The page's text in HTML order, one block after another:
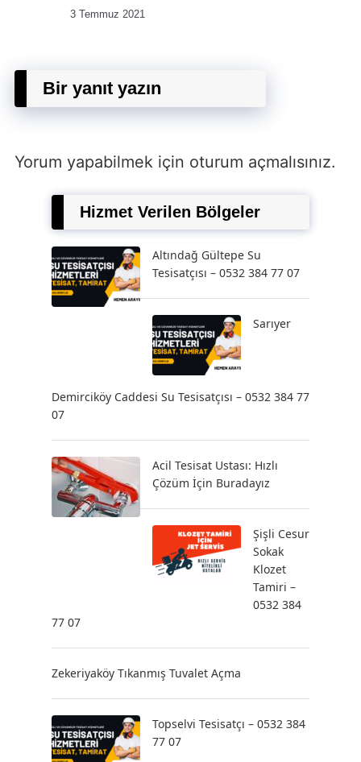
3 Temmuz 2021
Bir yanıt yazın
Yorum yapabilmek için oturum açmalısınız.
Hizmet Verilen Bölgeler
Altındağ Gültepe Su
Tesisatçısı – 0532 384 77 07
Sarıyer
Demirciköy Caddesi Su Tesisatçısı – 0532 384 77
07
Acil Tesisat Ustası: Hızlı
Çözüm İçin Buradayız
Şişli Cesur
Sokak
Klozet
Tamiri –
0532 384
77 07
Zekeriyaköy Tıkanmış Tuvalet Açma
Topselvi Tesisatçı – 0532 384
77 07